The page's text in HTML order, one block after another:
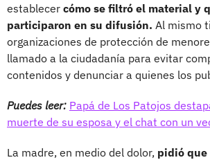
establecer cómo se filtró el material y
participaron en su difusión. Al mismo
organizaciones de protección de
llamado a la ciudadanía para evitar
contenidos y denunciar a quienes los
Puedes leer: Papá de Los Patojos
muerte de su esposa y el chat con un
La madre, en medio del dolor, pidió que